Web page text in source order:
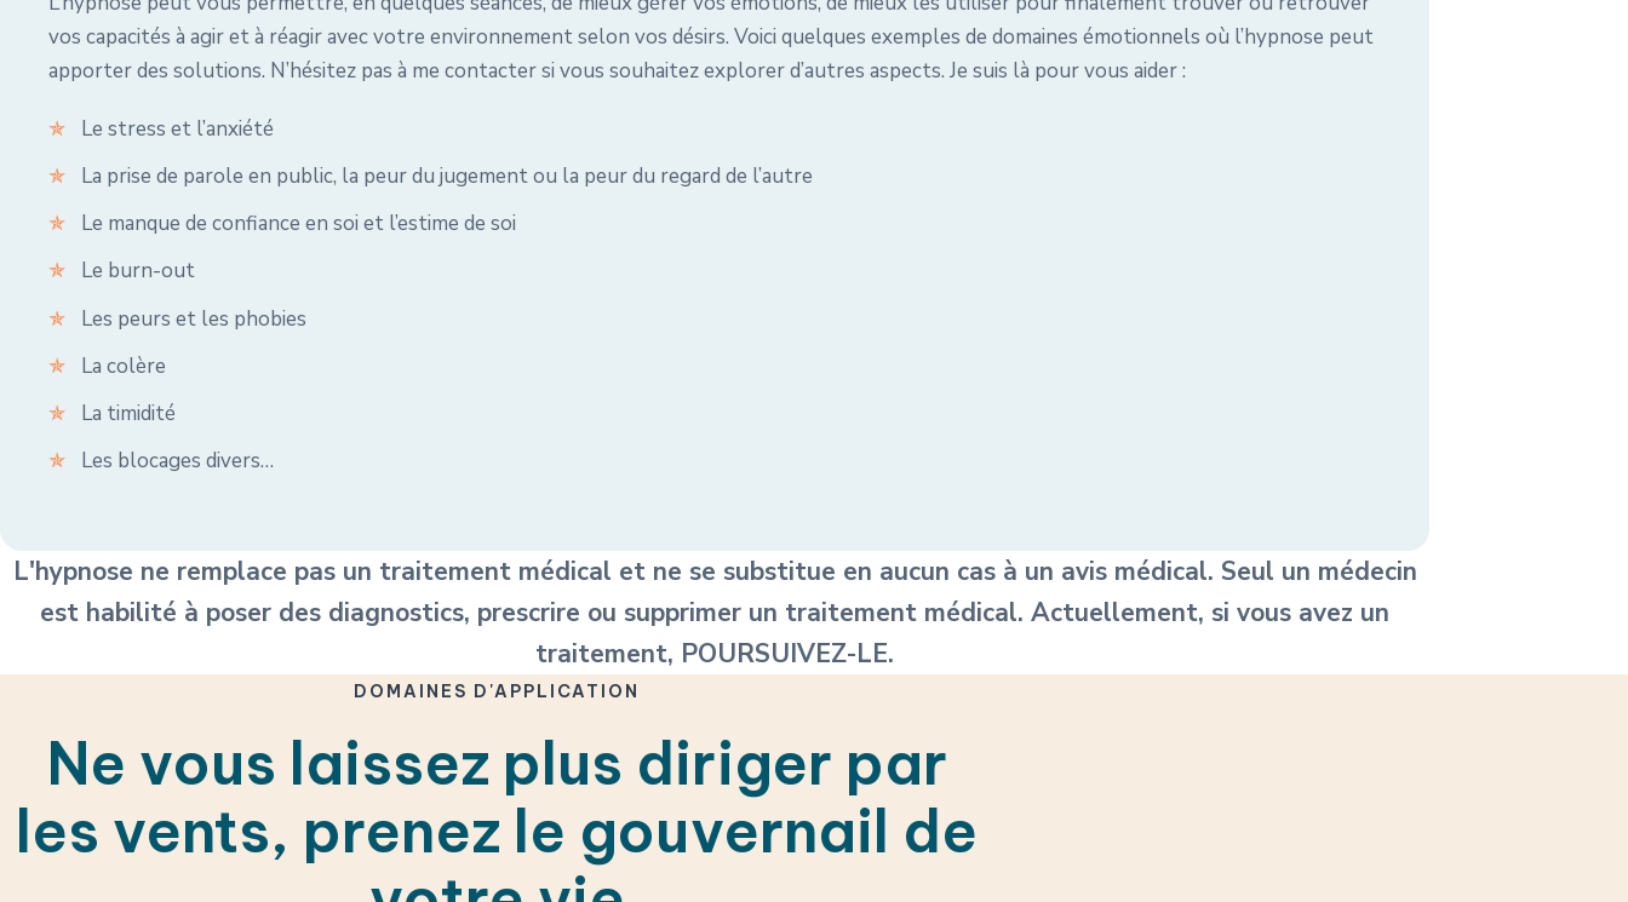
vos capacités à agir et à réagir avec votre environnement selon vos désirs. Voici quelques exemples de domaines émotionnels où l’hypnose peut
apporter des solutions. N’hésitez pas à me contacter si vous souhaitez explorer d’autres aspects. Je suis là pour vous aider :
Le stress et l’anxiété
La prise de parole en public, la peur du jugement ou la peur du regard de l’autre
Le manque de confiance en soi et l’estime de soi
Le burn-out
Les peurs et les phobies
La colère
La timidité
Les blocages divers…
L'hypnose ne remplace pas un traitement médical et ne se substitue en aucun cas à un avis médical. Seul un médecin
est habilité à poser des diagnostics, prescrire ou supprimer un traitement médical. Actuellement, si vous avez un
traitement, POURSUIVEZ-LE.
DOMAINES D'APPLICATION
Ne vous laissez plus diriger par
les vents, prenez le gouvernail de